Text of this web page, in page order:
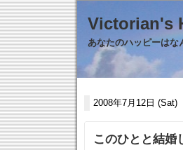
あなたのハッピーは
2008年7月12日 (Sat)
このひとと結婚